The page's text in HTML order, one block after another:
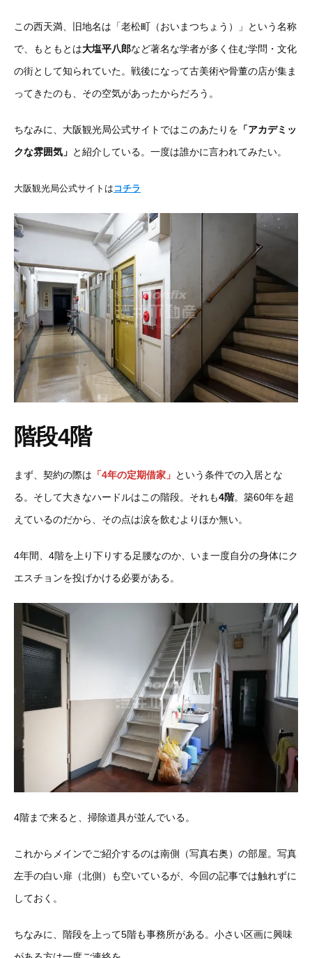
この西天満、旧地名は「老松町（おいまつちょう）」という名称
で、もともとは大塩平八郎など著名な学者が多く住む学問・文化
の街として知られていた。戦後になって古美術や骨董の店が集ま
ってきたのも、その空気があったからだろう。
ちなみに、大阪観光局公式サイトではこのあたりを 「アカデミッ
クな雰囲気」 と紹介している。一度は誰かに言われてみたい。
大阪観光局公式サイトは コチラ
階段4階
まず、契約の際は 「4年の定期借家」 という条件での入居とな
る。そして大きなハードルはこの階段。それも4階。築60年を超
えているのだから、その点は涙を飲むよりほか無い。
4年間、4階を上り下りする足腰なのか、いま一度自分の身体にク
エスチョンを投げかける必要がある。
4階まで来ると、掃除道具が並んでいる。
これからメインでご紹介するのは南側（写真右奥）の部屋。写真
左手の白い扉（北側）も空いているが、今回の記事では触れずに
しておく。
ちなみに、階段を上って5階も事務所がある。小さい区画に興味